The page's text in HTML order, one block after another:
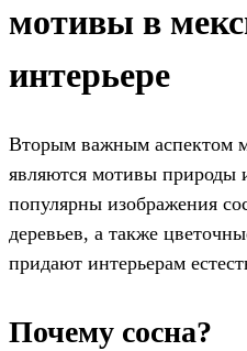
мотивы в
интерьере
Вторым важным аспектом
являются мотивы природы
популярны изображения
деревьев, а также
придают интерьерам
Почему сосна?